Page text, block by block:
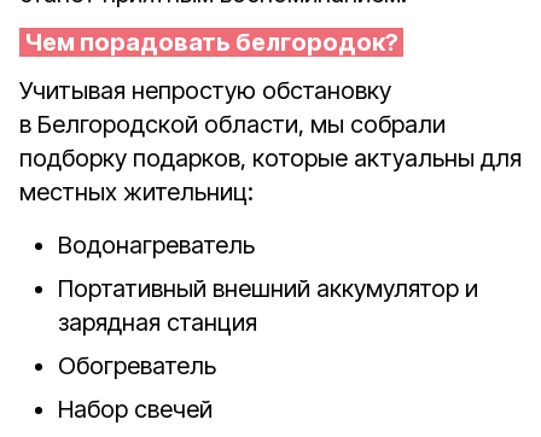
Чем порадовать белгородок?
Учитывая непростую обстановку
в Белгородской области, мы собрали
подборку подарков, которые актуальны для
местных жительниц:
Водонагреватель
Портативный внешний аккумулятор и
зарядная станция
Обогреватель
Набор свечей